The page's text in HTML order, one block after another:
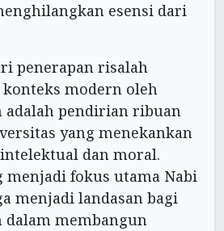
esensi dari
penerapan risalah
modern oleh
adalah pendirian ribuan
yang menekankan
dan moral.
menjadi fokus utama Nabi
menjadi landasan bagi
dalam membangun